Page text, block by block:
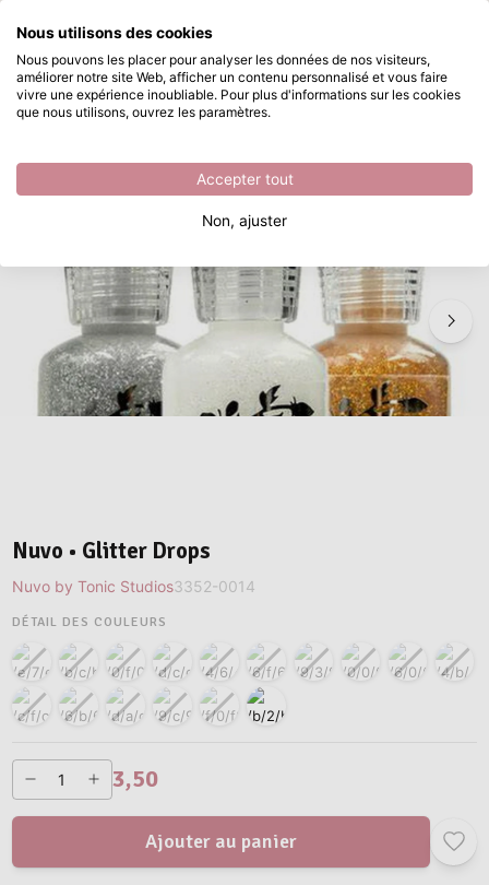
Passer au contenu principal
Disponible immédiatement
Nuvo • Glitter Drops
/ Perles/gouttes liquides / Nuvo • Glitter Drops
Nuvo • Glitter Drops
Nuvo by Tonic Studios3352-0014
DÉTAIL DES COULEURS
3,50
Ajouter au panier
Que recherchez-vous ?
Nous utilisons des cookies
Nous pouvons les placer pour analyser les données de nos visiteurs,
améliorer notre site Web, afficher un contenu personnalisé et vous faire
vivre une expérience inoubliable. Pour plus d'informations sur les cookies
que nous utilisons, ouvrez les paramètres.
Accepter tout
Non, ajuster